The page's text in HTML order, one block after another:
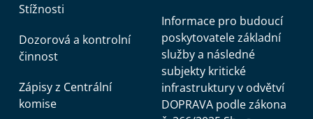
Stížnosti
Dozorová a kontrolní
činnost
Zápisy z Centrální
komise
Informace pro budoucí
poskytovatele základní
služby a následné
subjekty kritické
infrastruktury v odvětví
DOPRAVA podle zákona